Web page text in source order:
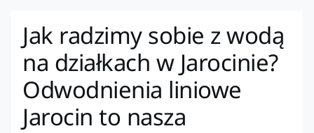
Jak radzimy sobie z wodą
na działkach w Jarocinie?
Odwodnienia liniowe
Jarocin to nasza